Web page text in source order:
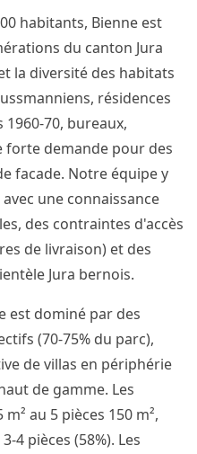
habitants, Bienne est
du canton Jura
la diversité des habitats
résidences
70, bureaux,
demande pour des
facade. Notre équipe y
une connaissance
des contraintes d'accès
de livraison) et des
Jura bernois.
est dominé par des
(70-75% du parc),
de villas en périphérie
de gamme. Les
au 5 pièces 150 m²,
4 pièces (58%). Les